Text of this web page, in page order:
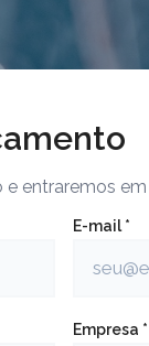
e entraremos
E-mail *
Empresa *